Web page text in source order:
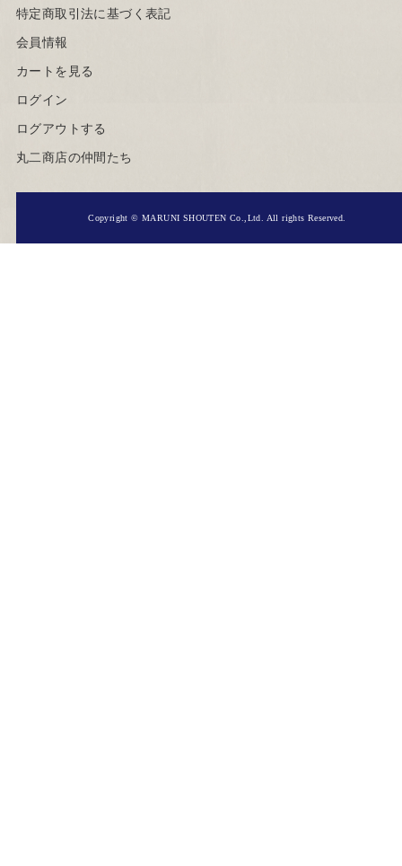
特定商取引法に基づく表記
会員情報
カートを見る
ログイン
ログアウトする
丸二商店の仲間たち
Copyright © MARUNI SHOUTEN Co.,Ltd. All rights Reserved.